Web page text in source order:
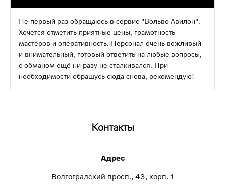
Не первый раз обращаюсь в сервис "Вольво Авилон".
Хочется отметить приятные цены, грамотность
мастеров и оперативность. Персонал очень вежливый
и внимательный, готовый ответить на любые вопросы,
с обманом ещё ни разу не сталкивался. При
необходимости обращусь сюда снова, рекомендую!
Контакты
Адрес
Волгоградский просп., 43, корп. 1